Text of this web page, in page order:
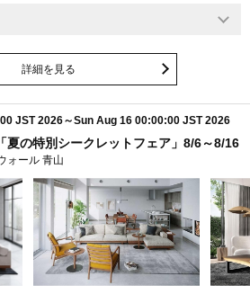
詳細を見る
JST 2026～Sun Aug 16 00:00:00 JST 2026
夏の特別シークレットフェア」8/6～8/16
ォール 青山